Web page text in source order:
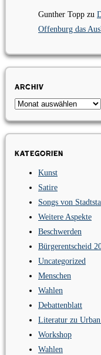
Gunther Topp zu
Offenburg das
Archiv
Archiv
Kategorien
Kunst
Satire
Songs von
Weitere Aspekte
Beschwerden
Bürgerentscheid
Uncategorized
Menschen
Wahlen
Debattenblatt
Literatur zu
Workshop
Wahlen